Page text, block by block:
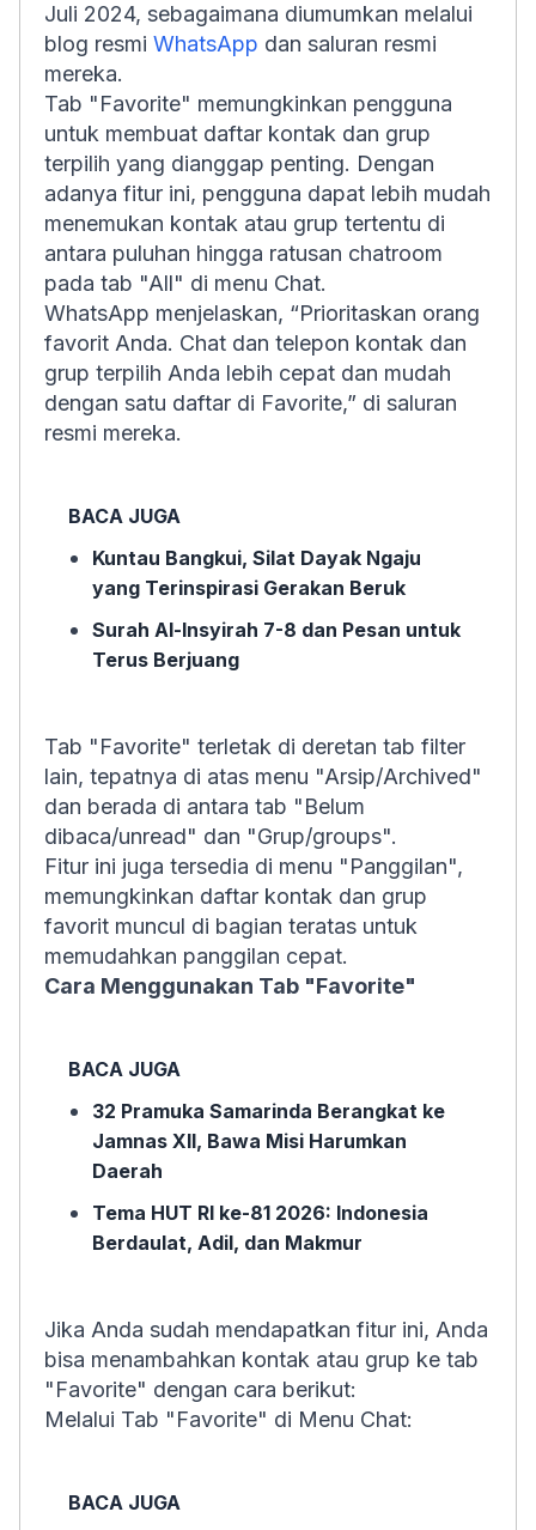
Juli 2024, sebagaimana diumumkan melalui
blog resmi WhatsApp dan saluran resmi
mereka.
Tab "Favorite" memungkinkan pengguna
untuk membuat daftar kontak dan grup
terpilih yang dianggap penting. Dengan
adanya fitur ini, pengguna dapat lebih mudah
menemukan kontak atau grup tertentu di
antara puluhan hingga ratusan chatroom
pada tab "All" di menu Chat.
WhatsApp menjelaskan, “Prioritaskan orang
favorit Anda. Chat dan telepon kontak dan
grup terpilih Anda lebih cepat dan mudah
dengan satu daftar di Favorite,” di saluran
resmi mereka.
BACA JUGA
Kuntau Bangkui, Silat Dayak Ngaju
yang Terinspirasi Gerakan Beruk
Surah Al-Insyirah 7-8 dan Pesan untuk
Terus Berjuang
Tab "Favorite" terletak di deretan tab filter
lain, tepatnya di atas menu "Arsip/Archived"
dan berada di antara tab "Belum
dibaca/unread" dan "Grup/groups".
Fitur ini juga tersedia di menu "Panggilan",
memungkinkan daftar kontak dan grup
favorit muncul di bagian teratas untuk
memudahkan panggilan cepat.
Cara Menggunakan Tab "Favorite"
BACA JUGA
32 Pramuka Samarinda Berangkat ke
Jamnas XII, Bawa Misi Harumkan
Daerah
Tema HUT RI ke-81 2026: Indonesia
Berdaulat, Adil, dan Makmur
Jika Anda sudah mendapatkan fitur ini, Anda
bisa menambahkan kontak atau grup ke tab
"Favorite" dengan cara berikut:
Melalui Tab "Favorite" di Menu Chat:
BACA JUGA